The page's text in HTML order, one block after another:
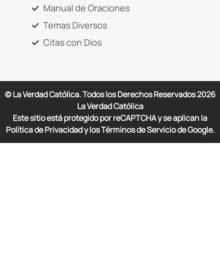
Manual de Oraciones
Temas Diversos
Citas con Dios
© La Verdad Católica. Todos los Derechos Reservados2026
La Verdad Católica
Este sitio está protegido por reCAPTCHA y se aplican la
Política de Privacidad y los Términos de Servicio de Google.